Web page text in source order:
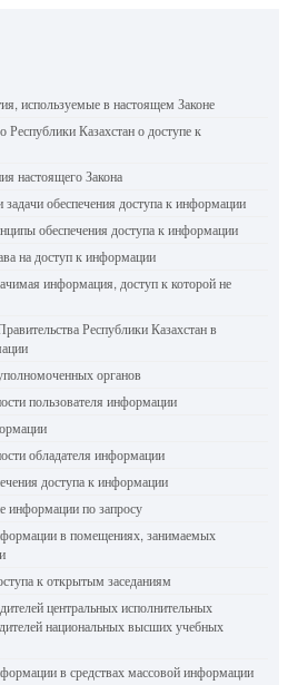
используемые в настоящем Законе
Республики Казахстан о доступе к
настоящего Закона
обеспечения доступа к информации
обеспечения доступа к информации
на доступ к информации
информация, доступ к которой не
Республики Казахстан в
органов
пользователя информации
обладателя информации
доступа к информации
информации по запросу
в помещениях, занимаемых
к открытым заседаниям
центральных исполнительных
национальных высших учебных
в средствах массовой информации